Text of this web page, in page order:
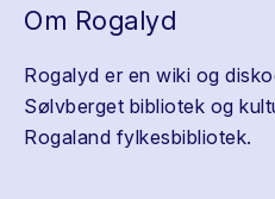
Om Rogalyd
Rogalyd er en wiki og
Sølvberget bibliotek og
Rogaland fylkesbibliotek.